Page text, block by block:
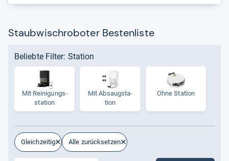
Staubwischroboter Bestenliste
Beliebte Filter: Station
Mit Rei­ni­gungs­
sta­tion
Mit Absaug­sta­
tion
Ohne Sta­tion
Gleichzeitig Alle zurücksetzen